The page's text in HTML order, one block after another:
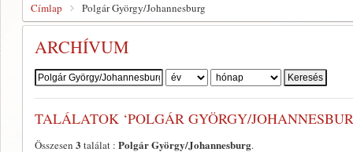
Címlap Polgár György/Johannesburg
ARCHÍVUM
Szerző:
TALÁLATOK ‘POLGÁR GYÖRGY/
Összesen 3 találat : Polgár György/Johannesburg.